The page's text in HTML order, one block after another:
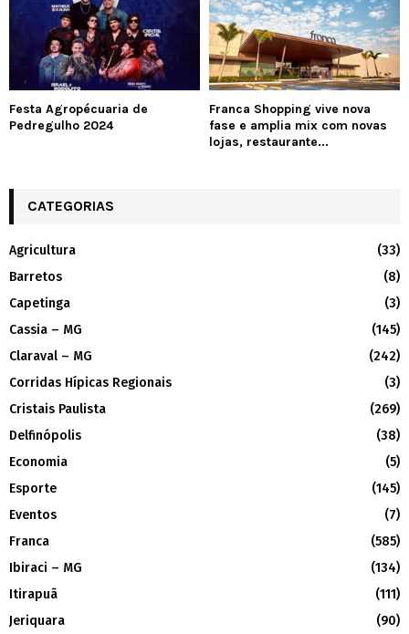
Festa Agropécuaria de
Pedregulho 2024
Franca Shopping vive nova
fase e amplia mix com novas
lojas, restaurante...
CATEGORIAS
Agricultura
(33)
Barretos
(8)
Capetinga
(3)
Cassia – MG
(145)
Claraval – MG
(242)
Corridas Hípicas Regionais
(3)
Cristais Paulista
(269)
Delfinópolis
(38)
Economia
(5)
Esporte
(145)
Eventos
(7)
Franca
(585)
Ibiraci – MG
(134)
Itirapuã
(111)
Jeriquara
(90)